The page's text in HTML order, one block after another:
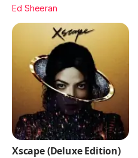
Ed Sheeran
Xscape (Deluxe Edition)